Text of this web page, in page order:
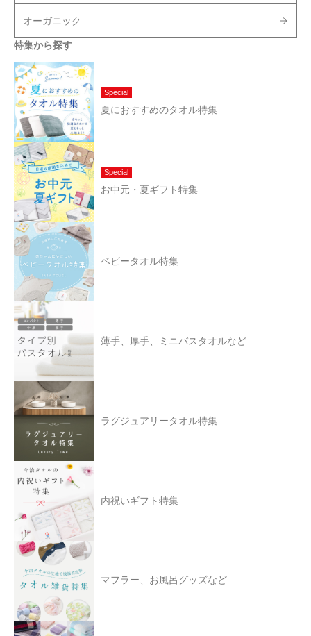
オーガニック
特集から探す
Special
夏におすすめのタオル特集
Special
お中元・夏ギフト特集
ベビータオル特集
薄手、厚手、ミニバスタオルなど
ラグジュアリータオル特集
内祝いギフト特集
マフラー、お風呂グッズなど